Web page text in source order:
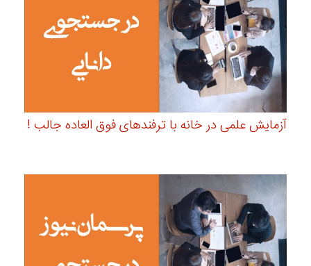
آزمایش علمی در خانه با ترفندهای فوق العاده جالب !